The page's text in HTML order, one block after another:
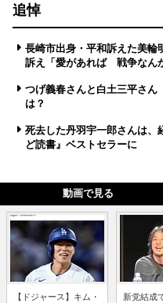
追悼
長崎市出身・平和訴えた美
訴え「愛があれば 戦争なん
つげ義春さんと白土三平さ
は？
死去した丹羽宇一郎さんは
ど読書』ベストセラーに
動画で見る
【ドジャース】キム・
新党結成